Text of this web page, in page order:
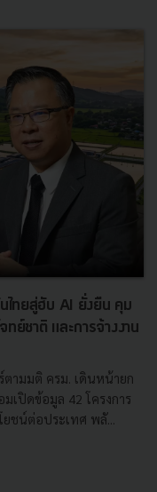
ทยสู่ฮับ AI ยั่งยืน คุม
ย์ชาติ และการจ้างงาน
ตามมติ ครม. เดินหน้ายก
เปิดข้อมูล 42 โครงการ
ชน์ต่อประเทศ พลั...